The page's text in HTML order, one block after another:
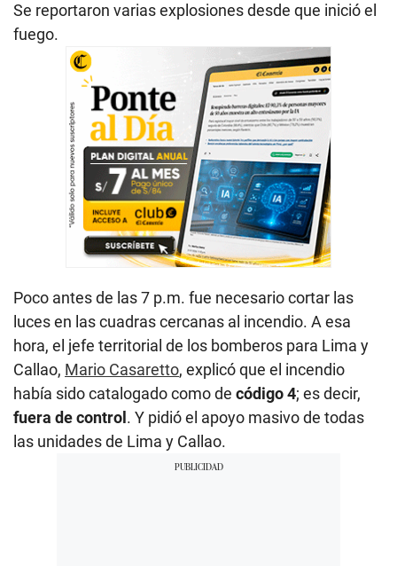
Se reportaron varias explosiones desde que inició el
fuego.
Poco antes de las 7 p.m. fue necesario cortar las
luces en las cuadras cercanas al incendio. A esa
hora, el jefe territorial de los bomberos para Lima y
Callao, Mario Casaretto, explicó que el incendio
había sido catalogado como de código 4; es decir,
fuera de control . Y pidió el apoyo masivo de todas
las unidades de Lima y Callao.